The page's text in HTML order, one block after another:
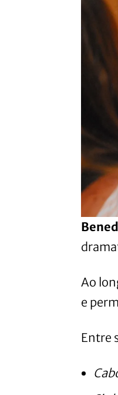
Ao
e
Entre